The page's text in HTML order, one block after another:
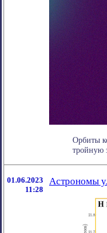
Орбиты
тройную
01.06.2023
11:28
Астрономы